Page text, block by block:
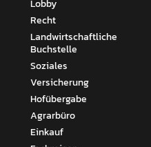
Lobby
Recht
Landwirtschaftliche
Buchstelle
Soziales
Versicherung
Hofübergabe
Agrarbüro
Einkauf